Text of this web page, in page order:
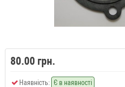
80.00 грн.
Наявність: Є в наявності